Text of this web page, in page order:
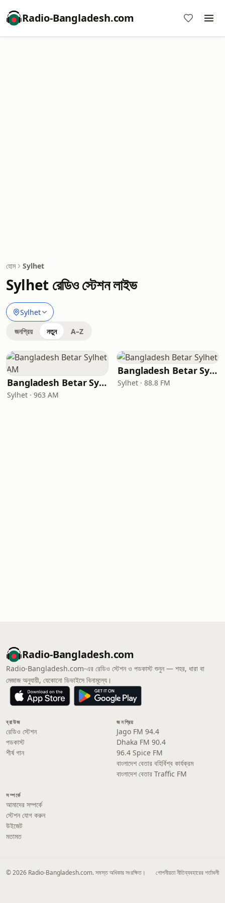
Radio-Bangladesh.com
হোম Sylhet
Sylhet রেডিও স্টেশন লাইভ
Sylhet
জনপ্রিয় নতুন A–Z
Bangladesh Betar Sylhet AM
Sylhet · 963 AM
Bangladesh Betar Sylhet
Sylhet · 88.8 FM
Radio-Bangladesh.com
Radio-Bangladesh.com-এর রেডিও স্টেশন ও পডকাস্ট শুনুন — শহর, ধারা বা
মেজাজ অনুযায়ী, যেকোনো ডিভাইসে বিনামূল্যে।
ব্রাউজ
রেডিও স্টেশন
পডকাস্ট
শীর্ষ গান
জনপ্রিয়
Jago FM 94.4
Dhaka FM 90.4
96.4 Spice FM
বাংলাদেশ বেতার বহির্বিশ্ব কার্যক্রম
বাংলাদেশ বেতার Traffic FM
সম্পর্কে
আমাদের সম্পর্কে
স্টেশন যোগ করুন
উইজেট
মতামত
© 2026 Radio-Bangladesh.com. সমস্ত অধিকার সংরক্ষিত। গোপনীয়তা নীতিব্যবহারের শর্তাবলী